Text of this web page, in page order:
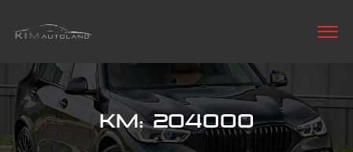
KM: 204000